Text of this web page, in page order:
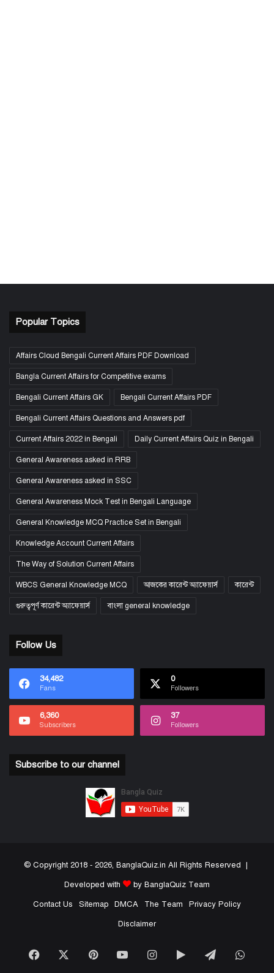
Popular Topics
Affairs Cloud Bengali Current Affairs PDF Download
Bangla Current Affairs for Competitive exams
Bengali Current Affairs GK Bengali Current Affairs PDF
Bengali Current Affairs Questions and Answers pdf
Current Affairs 2022 in Bengali Daily Current Affairs Quiz in Bengali
General Awareness asked in RRB
General Awareness asked in SSC
General Awareness Mock Test in Bengali Language
General Knowledge MCQ Practice Set in Bengali
Knowledge Account Current Affairs
The Way of Solution Current Affairs
WBCS General Knowledge MCQ আজকের কারেন্ট অ্যাফেয়ার্স কারেন্ট
গুরুত্বপূর্ণ কারেন্ট অ্যাফেয়ার্স বাংলা general knowledge
Follow Us
34,482
Fans
0
Followers
6,360
Subscribers
37
Followers
Subscribe to our channel
© Copyright 2018 - 2026, BanglaQuiz.in All Rights Reserved |
Developed with
by BanglaQuiz Team
Contact Us
Sitemap DMCA The Team
Privacy Policy
Disclaimer
Facebook PinterestYouTubeInstagram
GoogleTelegram